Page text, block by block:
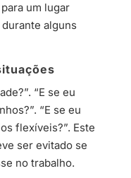
um lugar
alguns
“E se eu
“E se eu
flexíveis?”. Este
ser evitado se
no trabalho.